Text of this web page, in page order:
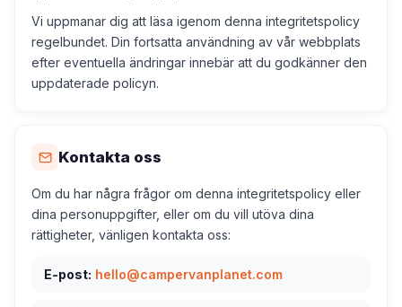
Vi uppmanar dig att läsa igenom denna integritetspolicy
regelbundet. Din fortsatta användning av vår webbplats
efter eventuella ändringar innebär att du godkänner den
uppdaterade policyn.
Kontakta oss
Om du har några frågor om denna integritetspolicy eller
dina personuppgifter, eller om du vill utöva dina
rättigheter, vänligen kontakta oss:
E-post: hello@campervanplanet.com